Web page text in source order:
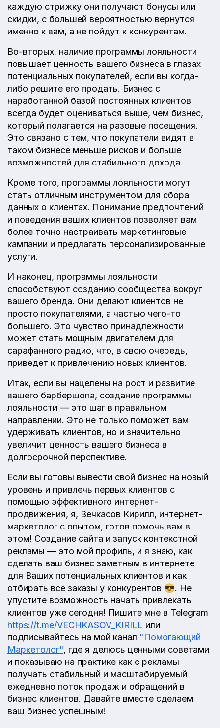
каждую стрижку они получают бонусы или
скидки, с большей вероятностью вернутся
именно к вам, а не пойдут к конкурентам.
Во-вторых, наличие программы лояльности
повышает ценность вашего бизнеса в глазах
потенциальных покупателей, если вы когда-
либо решите его продать. Бизнес с
наработанной базой постоянных клиентов
всегда будет оцениваться выше, чем бизнес,
который полагается на разовые посещения.
Это связано с тем, что покупатели видят в
таком бизнесе меньше рисков и больше
возможностей для стабильного дохода.
Кроме того, программы лояльности могут
стать отличным инструментом для сбора
данных о клиентах. Понимание предпочтений
и поведения ваших клиентов позволяет вам
более точно настраивать маркетинговые
кампании и предлагать персонализированные
услуги.
И наконец, программы лояльности
способствуют созданию сообщества вокруг
вашего бренда. Они делают клиентов не
просто покупателями, а частью чего-то
большего. Это чувство принадлежности
может стать мощным двигателем для
сарафанного радио, что, в свою очередь,
приведет к привлечению новых клиентов.
Итак, если вы нацелены на рост и развитие
вашего барбершопа, создание программы
лояльности — это шаг в правильном
направлении. Это не только поможет вам
удерживать клиентов, но и значительно
увеличит ценность вашего бизнеса в
долгосрочной перспективе.
Если вы готовы вывести свой бизнес на новый
уровень и привлечь первых клиентов с
помощью эффективного интернет-
продвижения, я, Вечкасов Кирилл, интернет-
маркетолог с опытом, готов помочь вам в
этом! Создание сайта и запуск контекстной
рекламы — это мой профиль, и я знаю, как
сделать ваш бизнес заметным в интернете
для Ваших потенциальных клиентов и как
отбирать все заказы у конкурентов 😎. Не
упустите возможность начать привлекать
клиентов уже сегодня! Пишите мне в Telegram
https://t.me/VECHKASOV_KIRILL или
подписывайтесь на мой канал "Помогающий
Маркетолог", где я делюсь ценными советами
и показываю на практике как с рекламы
получать стабильный и масштабируемый
ежедневно поток продаж и обращений в
бизнес клиентов. Давайте вместе сделаем
ваш бизнес успешным!